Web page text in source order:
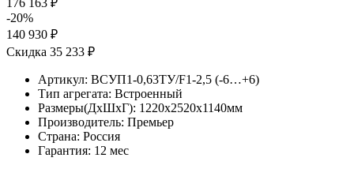
-20%
140 930 ₽
Скидка 35 233 ₽
Артикул: ВСУП1-0,63ТУ/F1-2,5 (-6…+6)
Тип агрегата: Встроенный
Размеры(ДхШхГ): 1220x2520x1140мм
Производитель: Премьер
Страна: Россия
Гарантия: 12 мес